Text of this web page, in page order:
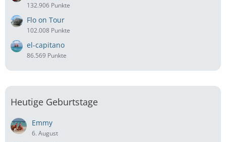
132.906 Punkte
Flo on Tour
102.008 Punkte
el-capitano
86.569 Punkte
Heutige Geburtstage
Emmy
6. August